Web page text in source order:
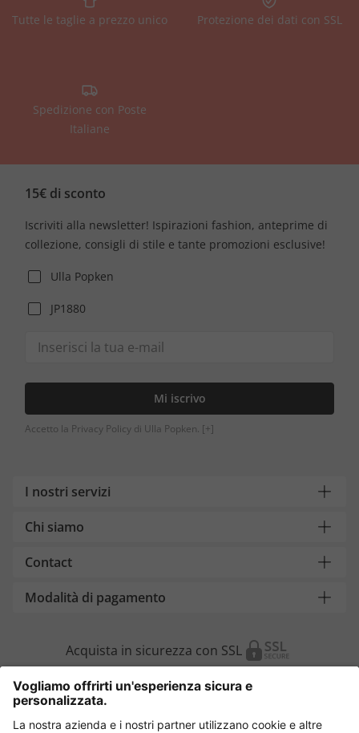
Tutte le taglie a prezzo unico Protezione dei dati con SSL
Spedizione con Poste
Italiane
15€ di sconto
Iscriviti alla newsletter! Ispirazioni fashion, anteprime di
collezione, consigli di stile e tante promozioni esclusive!
Ulla Popken
JP1880
Mi iscrivo
Accetto la Privacy Policy di Ulla Popken. [+]
I nostri servizi
Chi siamo
Contact
Modalità di pagamento
Acquista in sicurezza con SSL
Cambia Paese